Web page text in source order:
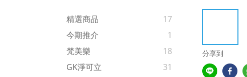
精選商品
17
今期推介
1
梵美樂
18
GK淨可立
31
分享到